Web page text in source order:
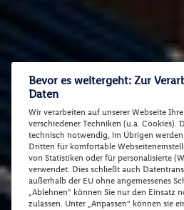
Bevor es weitergeht: Zur
Daten
Wir verarbeiten auf unserer Webseite
verschiedener Techniken (u.a. Cookies).
technisch notwendig, im Übrigen
Dritten für komfortable
von Statistiken oder für personalisierte
verwendet. Dies schließt auch
außerhalb der EU ohne angemessenes
„Ablehnen“ können Sie nur den Einsatz
zulassen. Unter „Anpassen“ können sie